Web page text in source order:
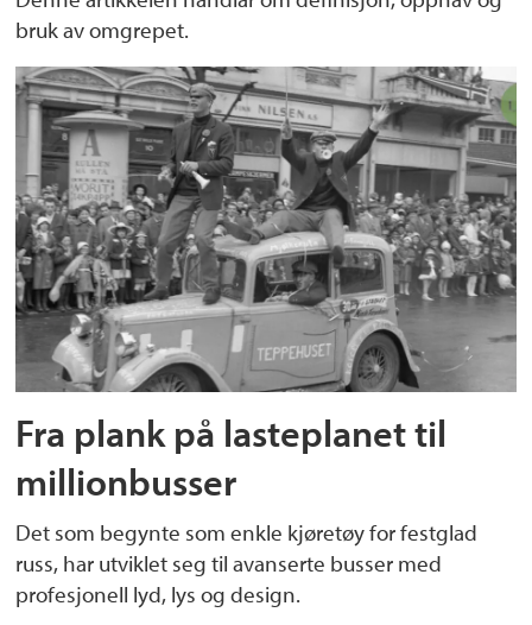
bruk av omgrepet.
Fra plank på lasteplanet til
millionbusser
Det som begynte som enkle kjøretøy for festglad
russ, har utviklet seg til avanserte busser med
profesjonell lyd, lys og design.